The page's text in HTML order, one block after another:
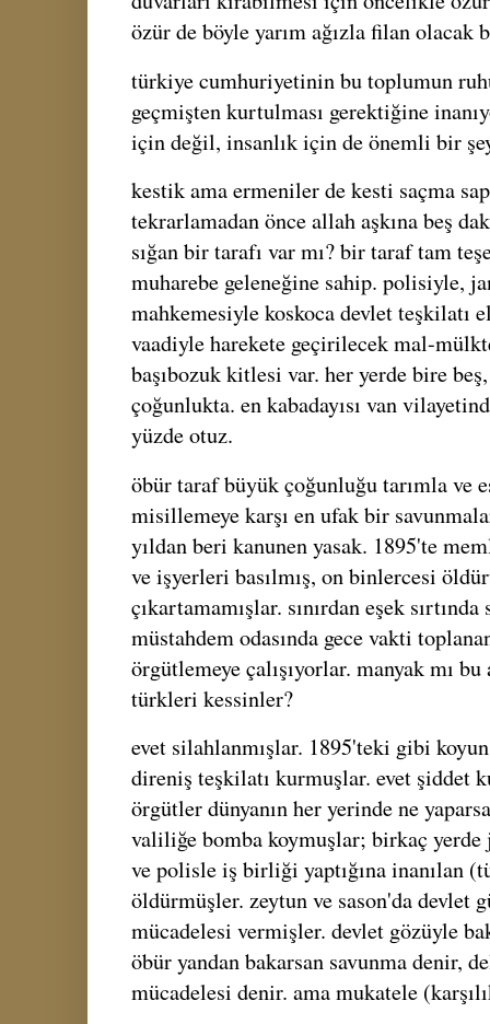
özür de böyle yarım ağızla filan olacak
türkiye cumhuriyetinin bu toplumun
geçmişten kurtulması gerektiğine
için değil, insanlık için de önemli bir
kestik ama ermeniler de kesti saçma
tekrarlamadan önce allah aşkına beş
sığan bir tarafı var mı? bir taraf tam
muharebe geleneğine sahip. polisiyle,
mahkemesiyle koskoca devlet teşkilatı
vaadiyle harekete geçirilecek mal-
başıbozuk kitlesi var. her yerde bire
çoğunlukta. en kabadayısı van
yüzde otuz.
öbür taraf büyük çoğunluğu tarımla ve
misillemeye karşı en ufak bir
yıldan beri kanunen yasak. 1895'te
ve işyerleri basılmış, on binlercesi
çıkartamamışlar. sınırdan eşek
müstahdem odasında gece vakti
örgütlemeye çalışıyorlar. manyak mı
türkleri kessinler?
evet silahlanmışlar. 1895'teki gibi
direniş teşkilatı kurmuşlar. evet şiddet
örgütler dünyanın her yerinde ne
valiliğe bomba koymuşlar; birkaç
ve polisle iş birliği yaptığına inanılan
öldürmüşler. zeytun ve sason'da devlet
mücadelesi vermişler. devlet gözüyle
öbür yandan bakarsan savunma denir,
mücadelesi denir. ama mukatele